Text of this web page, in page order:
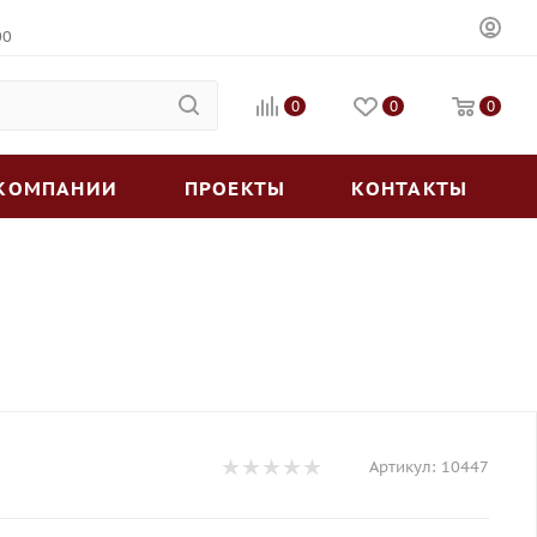
0 0 0
ПРОЕКТЫ КОНТАКТЫ
Артикул: 10447